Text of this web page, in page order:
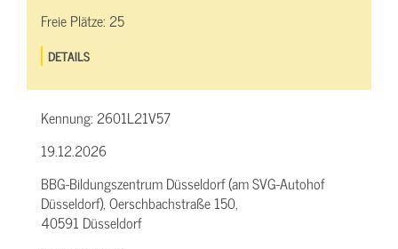
Freie Plätze:25
DETAILS
Kennung:2601L21V57
19.12.2026
BBG-Bildungszentrum Düsseldorf (am SVG-Autohof
Düsseldorf), Oerschbachstraße 150,
40591 Düsseldorf